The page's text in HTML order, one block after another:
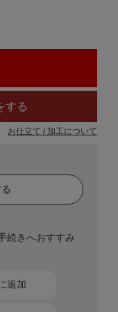
する
お仕立て / 加工について
追加
続きへおすすみ